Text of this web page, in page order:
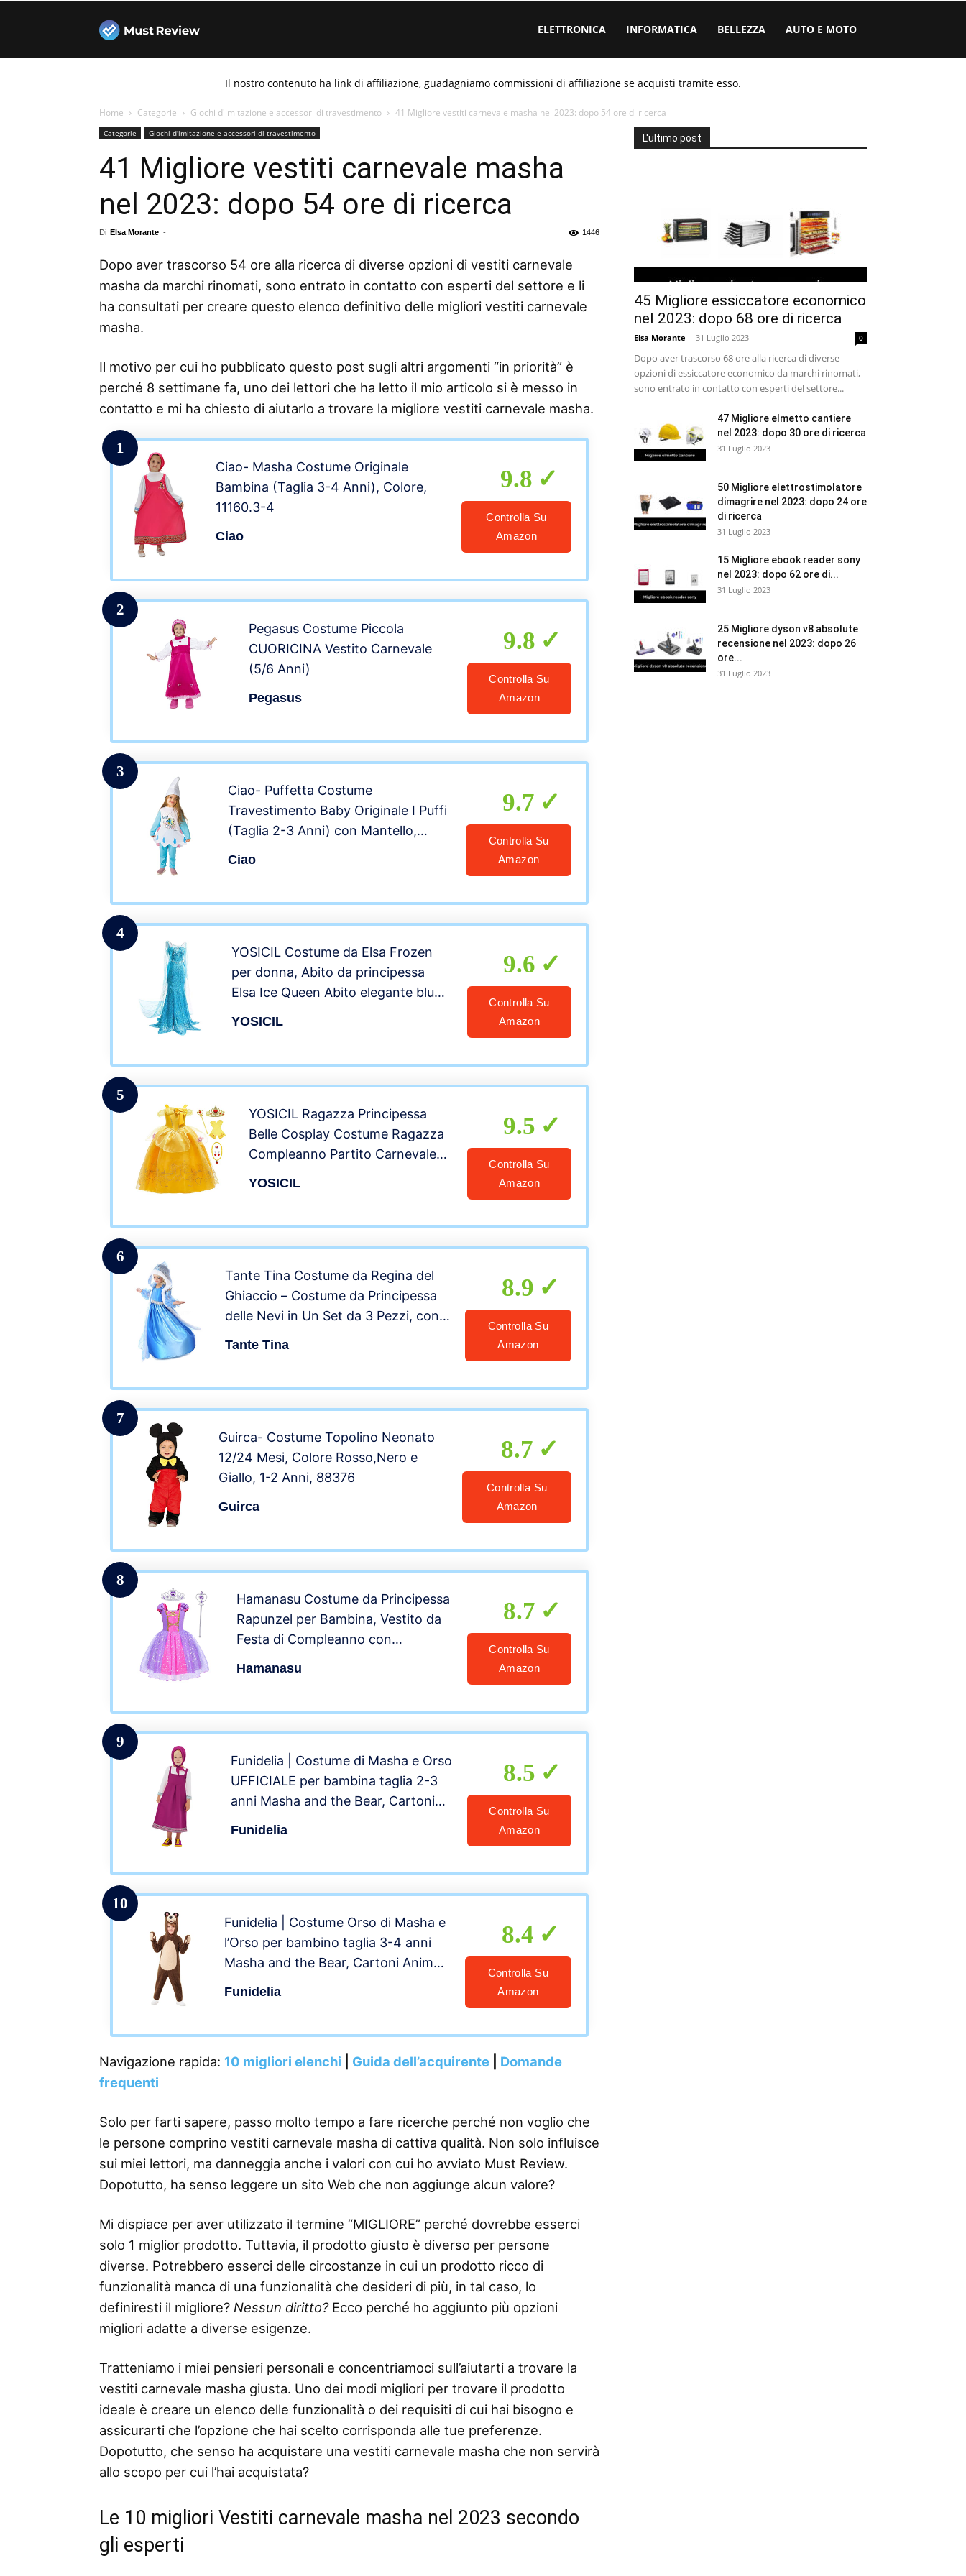
Must
Review
ELETTRONICA INFORMATICA BELLEZZA AUTO E MOTO
Il nostro contenuto ha link di affiliazione, guadagniamo commissioni di affiliazione se acquisti tramite esso.
Home Categorie Giochi d'imitazione e accessori di travestimento 41 Migliore vestiti carnevale masha nel 2023: dopo 54 ore di ricerca
Categorie Giochi d'imitazione e accessori di travestimento
41 Migliore vestiti carnevale masha
nel 2023: dopo 54 ore di ricerca
Di Elsa Morante - 1446
Dopo aver trascorso 54 ore alla ricerca di diverse opzioni di vestiti carnevale
masha da marchi rinomati, sono entrato in contatto con esperti del settore e li
ha consultati per creare questo elenco definitivo delle migliori vestiti carnevale
masha.
Il motivo per cui ho pubblicato questo post sugli altri argomenti “in priorità” è
perché 8 settimane fa, uno dei lettori che ha letto il mio articolo si è messo in
contatto e mi ha chiesto di aiutarlo a trovare la migliore vestiti carnevale masha.
1
Ciao- Masha Costume Originale
Bambina (Taglia 3-4 Anni), Colore,
11160.3-4
Ciao
9.8
Controlla Su
Amazon
2
Pegasus Costume Piccola
CUORICINA Vestito Carnevale
(5/6 Anni)
Pegasus
9.8
Controlla Su
Amazon
3
Ciao- Puffetta Costume
Travestimento Baby Originale I Puffi
(Taglia 2-3 Anni) con Mantello,
Ciao
9.7
Controlla Su
Amazon
4
YOSICIL Costume da Elsa Frozen
per donna, Abito da principessa
Elsa Ice Queen Abito elegante blu
YOSICIL
9.6
Controlla Su
Amazon
5
YOSICIL Ragazza Principessa
Belle Cosplay Costume Ragazza
Compleanno Partito Carnevale
YOSICIL
9.5
Controlla Su
Amazon
6
Tante Tina Costume da Regina del
Ghiaccio – Costume da Principessa
delle Nevi in Un Set da 3 Pezzi, con
Tante Tina
8.9
Controlla Su
Amazon
7
Guirca- Costume Topolino Neonato
12/24 Mesi, Colore Rosso,Nero e
Giallo, 1-2 Anni, 88376
Guirca
8.7
Controlla Su
Amazon
8
Hamanasu Costume da Principessa
Rapunzel per Bambina, Vestito da
Festa di Compleanno con
Hamanasu
8.7
Controlla Su
Amazon
9
Funidelia | Costume di Masha e Orso
UFFICIALE per bambina taglia 2-3
anni Masha and the Bear, Cartoni
Funidelia
8.5
Controlla Su
Amazon
10
Funidelia | Costume Orso di Masha e
l’Orso per bambino taglia 3-4 anni
Masha and the Bear, Cartoni Animati
Funidelia
8.4
Controlla Su
Amazon
Navigazione rapida: 10 migliori elenchi Guida dell’acquirente
Domande
frequenti
Solo per farti sapere, passo molto tempo a fare ricerche perché non voglio che
le persone comprino vestiti carnevale masha di cattiva qualità. Non solo influisce
sui miei lettori, ma danneggia anche i valori con cui ho avviato Must Review.
Dopotutto, ha senso leggere un sito Web che non aggiunge alcun valore?
Mi dispiace per aver utilizzato il termine “MIGLIORE” perché dovrebbe esserci
solo 1 miglior prodotto. Tuttavia, il prodotto giusto è diverso per persone
diverse. Potrebbero esserci delle circostanze in cui un prodotto ricco di
funzionalità manca di una funzionalità che desideri di più, in tal caso, lo
definiresti il ​​migliore? Nessun diritto?Ecco perché ho aggiunto più opzioni
migliori adatte a diverse esigenze.
Tratteniamo i miei pensieri personali e concentriamoci sull’aiutarti a trovare la
vestiti carnevale masha giusta. Uno dei modi migliori per trovare il prodotto
ideale è creare un elenco delle funzionalità o dei requisiti di cui hai bisogno e
assicurarti che l’opzione che hai scelto corrisponda alle tue preferenze.
Dopotutto, che senso ha acquistare una vestiti carnevale masha che non servirà
allo scopo per cui l’hai acquistata?
Le 10 migliori Vestiti carnevale masha nel 2023 secondo
gli esperti
L'ultimo post
45 Migliore essiccatore economico
nel 2023: dopo 68 ore di ricerca
Elsa Morante - 31 Luglio 2023 0
Dopo aver trascorso 68 ore alla ricerca di diverse
opzioni di essiccatore economico da marchi rinomati,
sono entrato in contatto con esperti del settore...
47 Migliore elmetto cantiere
nel 2023: dopo 30 ore di ricerca
31 Luglio 2023
50 Migliore elettrostimolatore
dimagrire nel 2023: dopo 24 ore
di ricerca
31 Luglio 2023
15 Migliore ebook reader sony
nel 2023: dopo 62 ore di...
31 Luglio 2023
25 Migliore dyson v8 absolute
recensione nel 2023: dopo 26
ore...
31 Luglio 2023